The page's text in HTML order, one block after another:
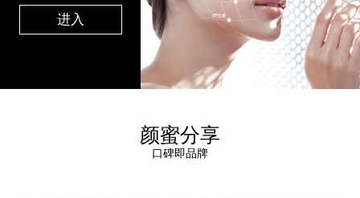
进入
颜蜜分享
口碑即品牌